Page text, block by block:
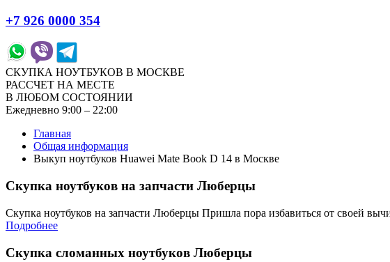
+7 926 0000 354
СКУПКА НОУТБУКОВ В МОСКВЕ
РАССЧЕТ НА МЕСТЕ
В ЛЮБОМ СОСТОЯНИИ
Ежедневно 9:00 – 22:00
Главная
Общая информация
Выкуп ноутбуков Huawei Mate Book D 14 в Москве
Скупка ноутбуков на запчасти Люберцы
Скупка ноутбуков на запчасти Люберцы Пришла пора избавиться от своей
Подробнее
Скупка сломанных ноутбуков Люберцы